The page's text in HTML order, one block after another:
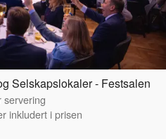
Selskapslokaler - Festsalen
servering
inkludert i prisen